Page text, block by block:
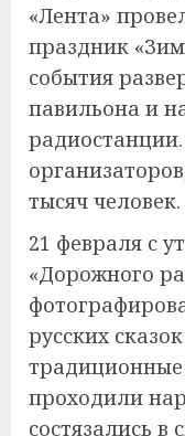
«Лента»
праздник
события
павильона и
тысяч человек.
21 февраля с
«Дорожного
русских
проходили
состязались в